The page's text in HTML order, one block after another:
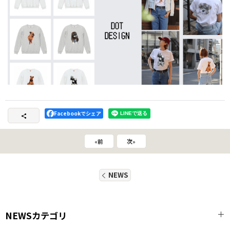
Facebookでシェア
«前 次»
NEWS
NEWSカテゴリ